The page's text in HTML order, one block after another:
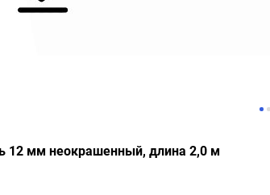
12 мм неокрашенный, длина 2,0 м